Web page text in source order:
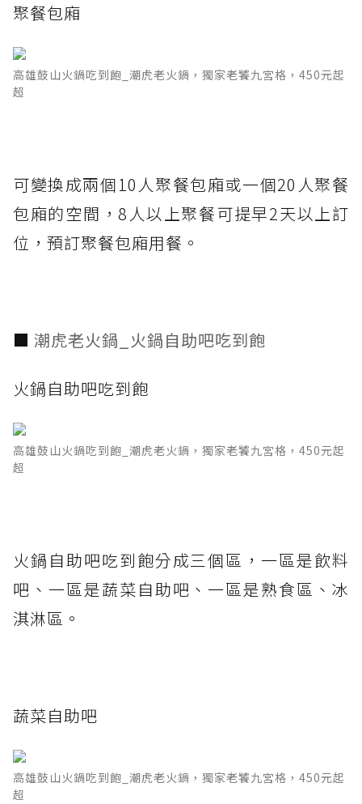
聚餐包廂
高雄鼓山火鍋吃到飽_潮虎老火鍋，獨家老饕九宮格，450元起
超
可變換成兩個10人聚餐包廂或一個20人聚餐
包廂的空間，8人以上聚餐可提早2天以上訂
位，預訂聚餐包廂用餐。
■ 潮虎老火鍋_火鍋自助吧吃到飽
火鍋自助吧吃到飽
高雄鼓山火鍋吃到飽_潮虎老火鍋，獨家老饕九宮格，450元起
超
火鍋自助吧吃到飽分成三個區，一區是飲料
吧、一區是蔬菜自助吧、一區是熟食區、冰
淇淋區。
蔬菜自助吧
高雄鼓山火鍋吃到飽_潮虎老火鍋，獨家老饕九宮格，450元起
超